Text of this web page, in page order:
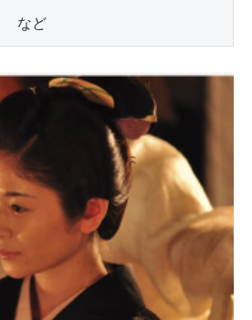
　など